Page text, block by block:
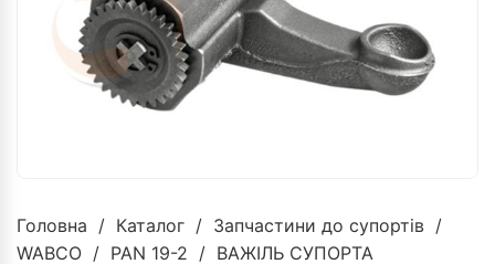
Головна / Каталог / Запчастини до супортів /
WABCO / PAN 19-2 / ВАЖІЛЬ СУПОРТА